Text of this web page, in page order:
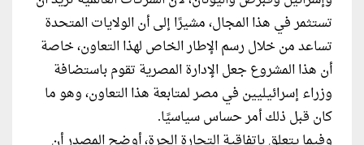
تستثمر في هذا المجال، مشيرًا إلى أن الولايات المتحدة
تساعد من خلال رسم الإطار الخاص لهذا التعاون، خاصة
أن هذا المشروع جعل الإدارة المصرية تقوم باستضافة
وزراء إسرائيليين في مصر لمتابعة هذا التعاون، وهو ما
كان قبل ذلك أمر حساس سياسيًا.